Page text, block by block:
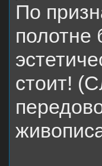
По
полотне
стоит!